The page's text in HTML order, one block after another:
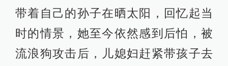
带着自己的孙子在晒太阳，回忆起当
时的情景，她至今依然感到后怕，被
流浪狗攻击后，儿媳妇赶紧带孩子去